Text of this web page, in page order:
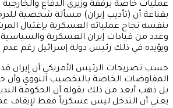
بقناعة أن (تأديب إيران) مسألة شخصية
بنفسه نجاح عملياته العسكرية بإغتيال
وعدد من قيادات إيران العسكرية
ويؤيده في ذلك رئيس دولة إسرائيل رغم عدم
حسب تصريحات الرئيس الأمريكي أن إيران
المفاوضات الخاصة بالتخصيب النووي وأن
بل ذهب أبعد من ذلك بقوله أن الحكومة
يعني أن التدخل ليس عسكرياً فقط لإيقاف